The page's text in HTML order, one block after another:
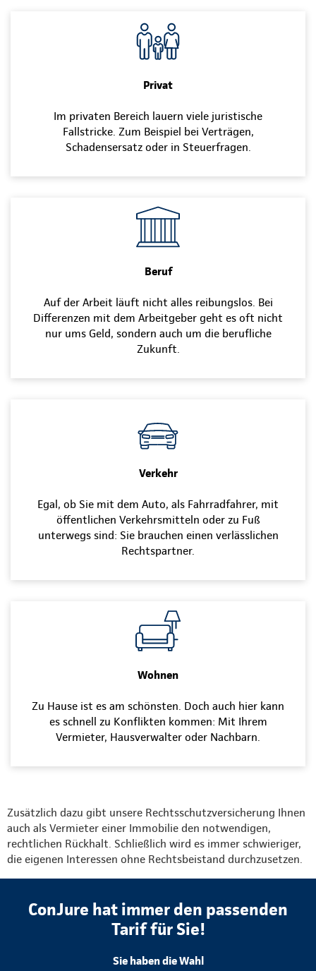
Privat
Im privaten Bereich lauern viele juristische
Fallstricke. Zum Beispiel bei Verträgen,
Schadensersatz oder in Steuerfragen.
Beruf
Auf der Arbeit läuft nicht alles reibungslos. Bei
Differenzen mit dem Arbeitgeber geht es oft nicht
nur ums Geld, sondern auch um die berufliche
Zukunft.
Verkehr
Egal, ob Sie mit dem Auto, als Fahrradfahrer, mit
öffentlichen Verkehrsmitteln oder zu Fuß
unterwegs sind: Sie brauchen einen verlässlichen
Rechtspartner.
Wohnen
Zu Hause ist es am schönsten. Doch auch hier kann
es schnell zu Konflikten kommen: Mit Ihrem
Vermieter, Hausverwalter oder Nachbarn.
Zusätzlich dazu gibt unsere Rechtsschutzversicherung Ihnen
auch als Vermieter einer Immobilie den notwendigen,
rechtlichen Rückhalt. Schließlich wird es immer schwieriger,
die eigenen Interessen ohne Rechtsbeistand durchzusetzen.
ConJure hat immer den passenden
Tarif für Sie!
Sie haben die Wahl